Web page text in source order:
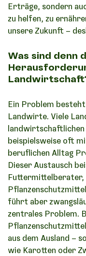
Erträge, sondern
zu helfen, zu
unsere Zukunft –
Was sind denn
Ein Problem
Landwirte. Viele
beispielsweise oft
beruflichen Alltag
Dieser Austausch
Futtermittelberater,
führt aber
zentrales Problem.
aus dem Ausland –
wie Karotten oder